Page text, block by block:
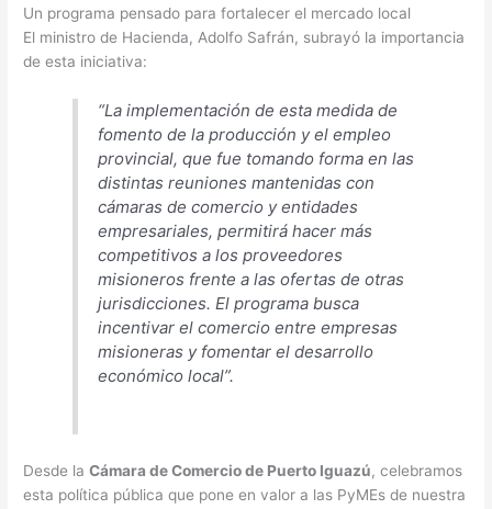
Un programa pensado para fortalecer el mercado local
El ministro de Hacienda, Adolfo Safrán, subrayó la importancia
de esta iniciativa:
“La implementación de esta medida de
fomento de la producción y el empleo
provincial, que fue tomando forma en las
distintas reuniones mantenidas con
cámaras de comercio y entidades
empresariales, permitirá hacer más
competitivos a los proveedores
misioneros frente a las ofertas de otras
jurisdicciones. El programa busca
incentivar el comercio entre empresas
misioneras y fomentar el desarrollo
económico local”.
Desde laCámara de Comercio de Puerto Iguazú, celebramos
esta política pública que pone en valor a las PyMEs de nuestra